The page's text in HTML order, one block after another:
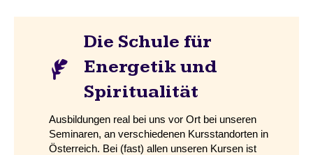
Die Schule für
Energetik und
Spiritualität
Ausbildungen real bei uns vor Ort bei unseren
Seminaren, an verschiedenen Kursstandorten in
Österreich. Bei (fast) allen unseren Kursen ist